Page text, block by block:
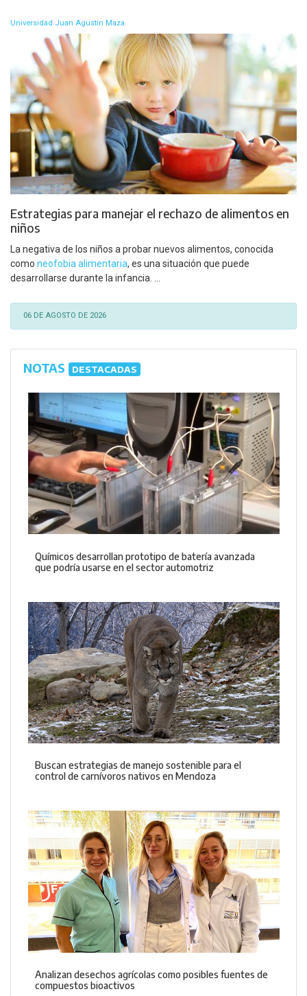
Universidad Juan Agustín Maza
Estrategias para manejar el rechazo de alimentos en
niños
La negativa de los niños a probar nuevos alimentos, conocida
como neofobia alimentaria, es una situación que puede
desarrollarse durante la infancia. ...
06 DE AGOSTO DE 2026
NOTAS DESTACADAS
Químicos desarrollan prototipo de batería avanzada
que podría usarse en el sector automotriz
Buscan estrategias de manejo sostenible para el
control de carnívoros nativos en Mendoza
Analizan desechos agrícolas como posibles fuentes de
compuestos bioactivos